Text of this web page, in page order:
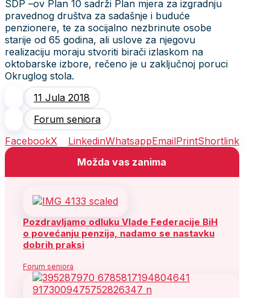
SDP –ov Plan 10 sadrži Plan mjera za izgradnju
pravednog društva za sadašnje i buduće
penzionere, te za socijalno nezbrinute osobe
starije od 65 godina, ali uslove za njegovu
realizaciju moraju stvoriti birači izlaskom na
oktobarske izbore, rečeno je u zaključnoj poruci
Okruglog stola.
11 Jula 2018
Forum seniora
FacebookX LinkedinWhatsappEmailPrintShortlink
Možda vas zanima
Pozdravljamo odluku Vlade Federacije BiH
o povećanju penzija, nadamo se nastavku
dobrih praksi
Forum seniora